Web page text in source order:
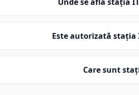
Este autorizată stația
Care sunt